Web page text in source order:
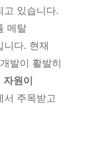
고 있습니다.
메탈
니다. 현재
발이 활발히
자원이
서 주목받고